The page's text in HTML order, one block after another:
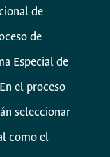
de
de
Especial de
el proceso
seleccionar
como el